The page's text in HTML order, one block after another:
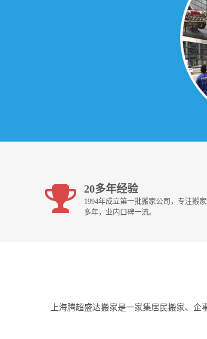
20多年经验
1994年成立第一批搬家公司，专注搬
多年，业内口碑一流。
上海腾超盛达搬家是一家集居民搬家、